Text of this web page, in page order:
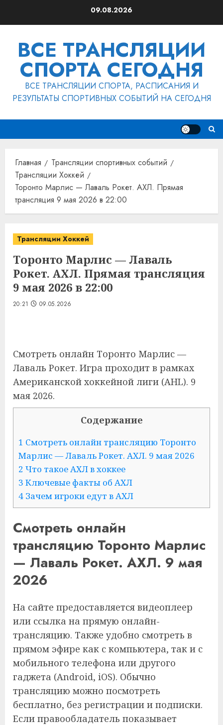
09.08.2026
ВСЕ ТРАНСЛЯЦИИ
СПОРТА СЕГОДНЯ
ВСЕ ТРАНСЛЯЦИИ СПОРТА, РАСПИСАНИЯ И
РЕЗУЛЬТАТЫ СПОРТИВНЫХ СОБЫТИЙ НА СЕГОДНЯ
Главная
Трансляции спортивных событий
Трансляции Хоккей
Торонто Марлис — Лаваль Рокет. АХЛ. Прямая
трансляция 9 мая 2026 в 22:00
Трансляции Хоккей
Торонто Марлис — Лаваль
Рокет. АХЛ. Прямая трансляция
9 мая 2026 в 22:00
20:21 09.05.2026
Смотреть онлайн Торонто Марлис —
Лаваль Рокет. Игра проходит в рамках
Американской хоккейной лиги (AHL). 9
мая 2026.
Содержание
1 Смотреть онлайн трансляцию Торонто
Марлис — Лаваль Рокет. АХЛ. 9 мая 2026
2 Что такое АХЛ в хоккее
3 Ключевые факты об АХЛ
4 Зачем игроки едут в АХЛ
Смотреть онлайн
трансляцию Торонто Марлис
— Лаваль Рокет. АХЛ. 9 мая
2026
На сайте предоставляется видеоплеер
или ссылка на прямую онлайн-
трансляцию. Также удобно смотреть в
прямом эфире как с компьютера, так и с
мобильного телефона или другого
гаджета (Android, iOS). Обычно
трансляцию можно посмотреть
бесплатно, без регистрации и подписки.
Если правообладатель показывает